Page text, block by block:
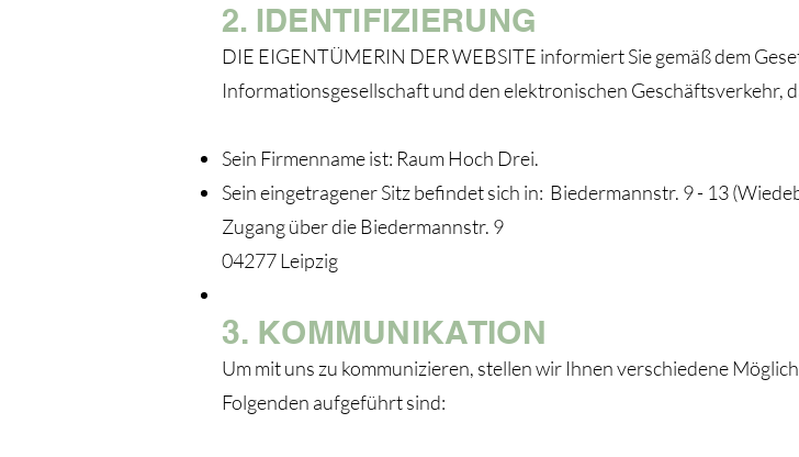
2. IDENTIFIZIERUNG
DIE EIGENTÜMERIN DER WEBSITE informiert Sie gemäß dem
Informationsgesellschaft und den elektronischen Geschäftsverkehr,
Sein Firmenname ist: Raum Hoch Drei.
Sein eingetragener Sitz befindet sich in: Biedermannstr. 9 - 13
Zugang über die Biedermannstr. 9
04277 Leipzig
3. KOMMUNIKATION
Um mit uns zu kommunizieren, stellen wir Ihnen verschiedene
Folgenden aufgeführt sind: